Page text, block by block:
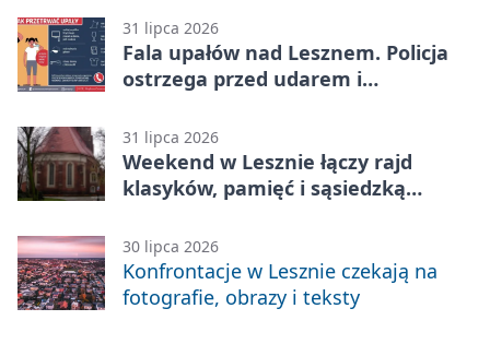
31 lipca 2026
Fala upałów nad Lesznem. Policja
ostrzega przed udarem i
31 lipca 2026
Weekend w Lesznie łączy rajd
klasyków, pamięć i sąsiedzką
30 lipca 2026
Konfrontacje w Lesznie czekają na
fotografie, obrazy i teksty